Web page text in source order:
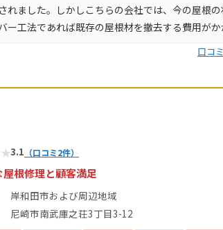
ました。しかしこちらの会社では、今の屋根
工法であれば既存の屋根材を撤去する費用がか
口コ
★3.1 （口コミ2件）
屋根修理と顧客満足
岸和田市および周辺地域
尼崎市南武庫之荘3丁目3-12